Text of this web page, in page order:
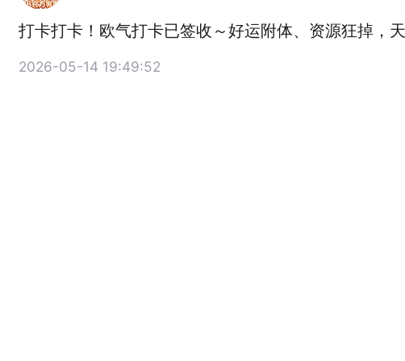
打卡打卡！欧气打卡已签收～好运附体、资源狂掉，
2026-05-14 19:49:52